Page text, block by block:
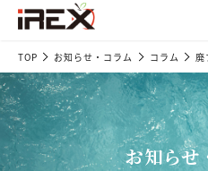
TOP お知らせ・コラム コラム 廃
お知らせ